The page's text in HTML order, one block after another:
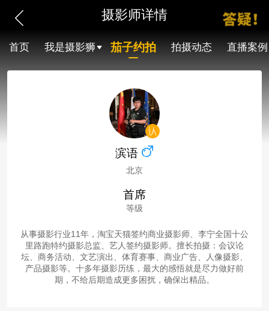
摄影师详情
首页 我是摄影狮 茄子约拍 拍摄动态 直播案例
滨语
北京
首席
等级
从事摄影行业11年，淘宝天猫签约商业摄影师、李宁全国十公
里路跑特约摄影总监、艺人签约摄影师。擅长拍摄：会议论
坛、商务活动、文艺演出、体育赛事、商业广告、人像摄影、
产品摄影等。十多年摄影历练，最大的感悟就是尽力做好前
期，不给后期造成更多困扰，确保出精品。